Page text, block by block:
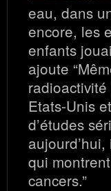
eau, dans
encore, les
enfants
ajoute
Etats-Unis
d’études
qui
cancers.”